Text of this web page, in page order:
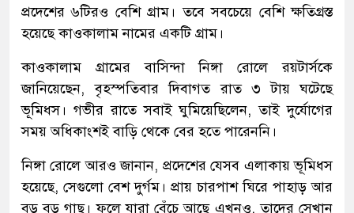
প্রদেশের ৬টিরও বেশি গ্রাম। তবে সবচেয়ে বেশি ক্ষতিগ্রস্ত
হয়েছে কাওকালাম নামের একটি গ্রাম।
কাওকালাম গ্রামের বাসিন্দা নিঙ্গা রোলে রয়টার্সকে
জানিয়েছেন, বৃহস্পতিবার দিবাগত রাত ৩ টায় ঘটেছে
ভূমিধস। গভীর রাতে সবাই ঘুমিয়েছিলেন, তাই দুর্যোগের
সময় অধিকাংশই বাড়ি থেকে বের হতে পারেননি।
নিঙ্গা রোলে আরও জানান, প্রদেশের যেসব এলাকায় ভূমিধস
হয়েছে, সেগুলো বেশ দুর্গম। প্রায় চারপাশ ঘিরে পাহাড় আর
বড় বড় গাছ। ফলে যারা বেঁচে আছে এখনও, তাদের সেখান